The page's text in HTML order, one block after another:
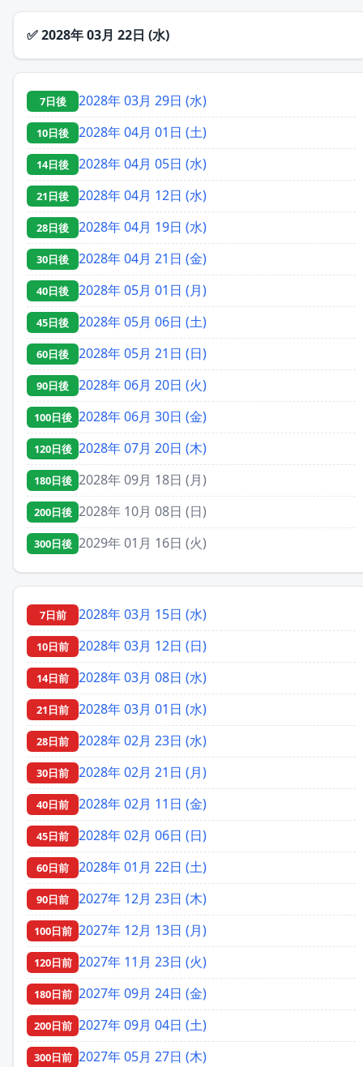
✅2028年 03月 22日 (水)
7日後 2028年 03月 29日 (水)
10日後 2028年 04月 01日 (土)
14日後 2028年 04月 05日 (水)
21日後 2028年 04月 12日 (水)
28日後 2028年 04月 19日 (水)
30日後 2028年 04月 21日 (金)
40日後 2028年 05月 01日 (月)
45日後 2028年 05月 06日 (土)
60日後 2028年 05月 21日 (日)
90日後 2028年 06月 20日 (火)
100日後 2028年 06月 30日 (金)
120日後 2028年 07月 20日 (木)
180日後 2028年 09月 18日 (月)
200日後 2028年 10月 08日 (日)
300日後 2029年 01月 16日 (火)
7日前 2028年 03月 15日 (水)
10日前 2028年 03月 12日 (日)
14日前 2028年 03月 08日 (水)
21日前 2028年 03月 01日 (水)
28日前 2028年 02月 23日 (水)
30日前 2028年 02月 21日 (月)
40日前 2028年 02月 11日 (金)
45日前 2028年 02月 06日 (日)
60日前 2028年 01月 22日 (土)
90日前 2027年 12月 23日 (木)
100日前 2027年 12月 13日 (月)
120日前 2027年 11月 23日 (火)
180日前 2027年 09月 24日 (金)
200日前 2027年 09月 04日 (土)
300日前 2027年 05月 27日 (木)